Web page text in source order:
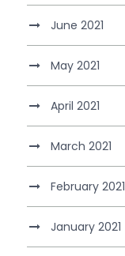
June 2021
May 2021
April 2021
March 2021
February 2021
January 2021